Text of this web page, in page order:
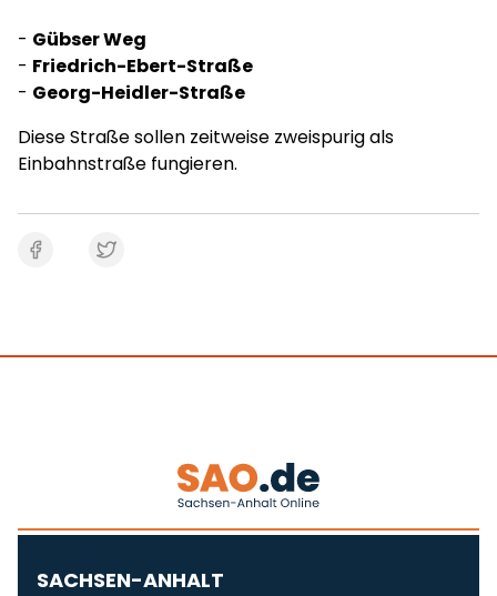
- Gübser Weg
- Friedrich-Ebert-Straße
- Georg-Heidler-Straße
Diese Straße sollen zeitweise zweispurig als
Einbahnstraße fungieren.
SACHSEN-ANHALT